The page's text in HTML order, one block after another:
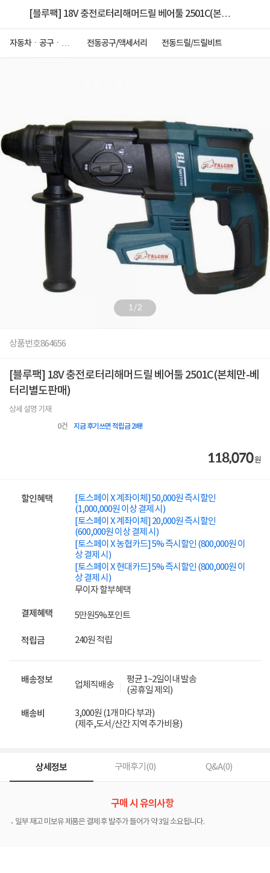
[블루팩] 18V 충전로터리해머드릴 베어툴 2501C(본체
자동차ㆍ공구ㆍ안
전동공구/액세서리 전동드릴/드릴비트
1/2
상품번호864656
[블루팩] 18V 충전로터리해머드릴 베어툴 2501C(본체만-베
터리별도판매)
상세 설명 기재
0건 지금 후기쓰면 적립금 2배!
118,070원
할인혜택
[토스페이 X 계좌이체] 50,000원 즉시할인
(1,000,000원 이상 결제 시)
[토스페이 X 계좌이체] 20,000원 즉시할인
(600,000원 이상 결제 시)
[토스페이 X 농협카드] 5% 즉시할인 (800,000원 이
상 결제 시)
[토스페이 X 현대카드] 5% 즉시할인 (800,000원 이
상 결제 시)
무이자 할부혜택
결제혜택 5만원5%포인트
적립금 240원 적립
배송정보 업체직배송
평균 1~2일이내 발송
(공휴일 제외)
배송비
3,000원 (1개 마다 부과)
(제주,도서/산간 지역 추가비용)
상세정보 구매후기(0) Q&A(0)
구매 시 유의사항
일부 재고 미보유 제품은 결제 후 발주가 들어가 약 3일 소요됩니다.